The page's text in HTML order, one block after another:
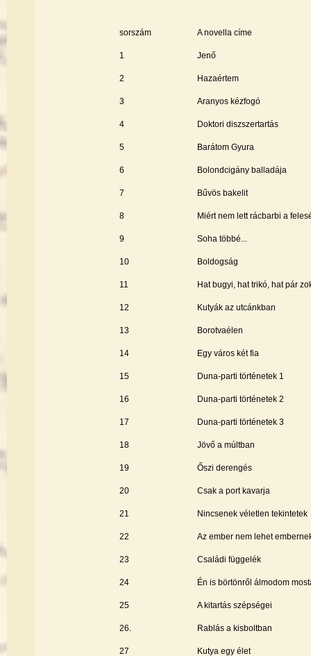
sorszám A novella címe
1 Jenő
2 Hazaértem
3 Aranyos kézfogó
4 Doktori diszszertartás
5 Barátom Gyura
6 Bolondcigány balladája
7 Bűvös bakelit
8 Miért nem lett rácbarbi a
9 Soha többé...
10 Boldogság
11 Hat bugyi, hat trikó, hat pár
12 Kutyák az utcánkban
13 Borotvaélen
14 Egy város két fia
15 Duna-parti történetek 1
16 Duna-parti történetek 2
17 Duna-parti történetek 3
18 Jövő a múltban
19 Őszi derengés
20 Csak a port kavarja
21 Nincsenek véletlen tekintetek
22 Az ember nem lehet
23 Családi függelék
24 Én is börtönről álmodom
25 A kitartás szépségei
26. Rablás a kisboltban
27 Kutya egy élet